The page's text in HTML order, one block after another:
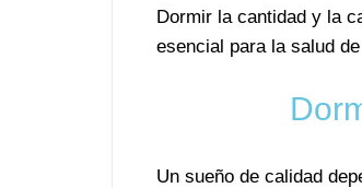
Dormir la cantidad y la
esencial para la salud
Un sueño de calidad